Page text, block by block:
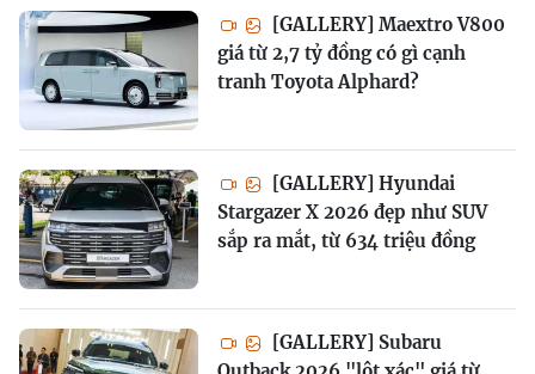
[GALLERY] Maextro V800
giá từ 2,7 tỷ đồng có gì cạnh
tranh Toyota Alphard?
[GALLERY] Hyundai
Stargazer X 2026 đẹp như SUV
sắp ra mắt, từ 634 triệu đồng
[GALLERY] Subaru